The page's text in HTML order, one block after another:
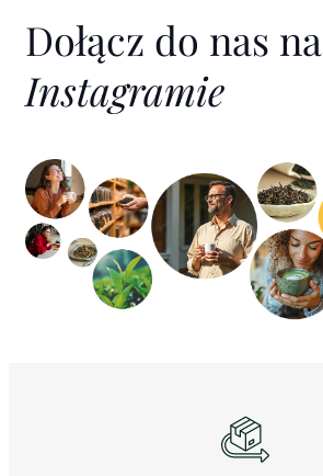
Dołącz do nas na
Instagramie